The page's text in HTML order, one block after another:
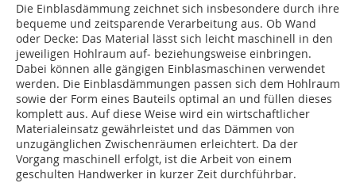
Die Einblasdämmung zeichnet sich insbesondere durch ihre
bequeme und zeitsparende Verarbeitung aus. Ob Wand
oder Decke: Das Material lässt sich leicht maschinell in den
jeweiligen Hohlraum auf- beziehungsweise einbringen.
Dabei können alle gängigen Einblasmaschinen verwendet
werden. Die Einblasdämmungen passen sich dem Hohlraum
sowie der Form eines Bauteils optimal an und füllen dieses
komplett aus. Auf diese Weise wird ein wirtschaftlicher
Materialeinsatz gewährleistet und das Dämmen von
unzugänglichen Zwischenräumen erleichtert. Da der
Vorgang maschinell erfolgt, ist die Arbeit von einem
geschulten Handwerker in kurzer Zeit durchführbar.